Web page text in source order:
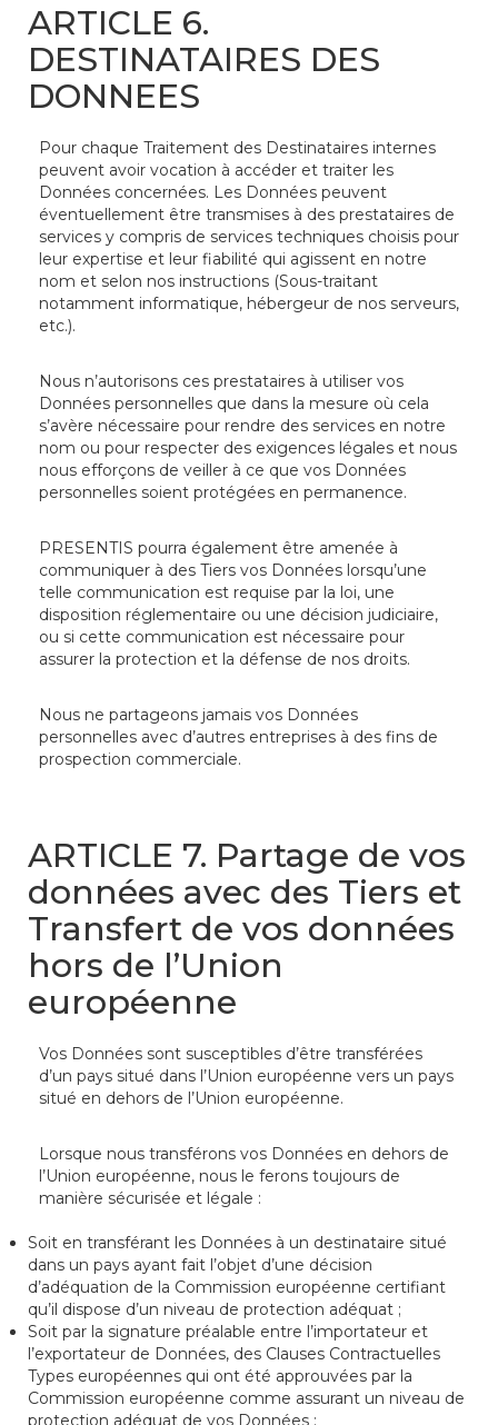
ARTICLE 6.
DESTINATAIRES DES
DONNEES
Pour chaque Traitement des Destinataires internes
peuvent avoir vocation à accéder et traiter les
Données concernées. Les Données peuvent
éventuellement être transmises à des prestataires de
services y compris de services techniques choisis pour
leur expertise et leur fiabilité qui agissent en notre
nom et selon nos instructions (Sous-traitant
notamment informatique, hébergeur de nos serveurs,
etc.).
Nous n’autorisons ces prestataires à utiliser vos
Données personnelles que dans la mesure où cela
s’avère nécessaire pour rendre des services en notre
nom ou pour respecter des exigences légales et nous
nous efforçons de veiller à ce que vos Données
personnelles soient protégées en permanence.
PRESENTIS pourra également être amenée à
communiquer à des Tiers vos Données lorsqu’une
telle communication est requise par la loi, une
disposition réglementaire ou une décision judiciaire,
ou si cette communication est nécessaire pour
assurer la protection et la défense de nos droits.
Nous ne partageons jamais vos Données
personnelles avec d’autres entreprises à des fins de
prospection commerciale.
ARTICLE 7. Partage de vos
données avec des Tiers et
Transfert de vos données
hors de l’Union
européenne
Vos Données sont susceptibles d’être transférées
d’un pays situé dans l’Union européenne vers un pays
situé en dehors de l’Union européenne.
Lorsque nous transférons vos Données en dehors de
l’Union européenne, nous le ferons toujours de
manière sécurisée et légale :
Soit en transférant les Données à un destinataire situé
dans un pays ayant fait l’objet d’une décision
d’adéquation de la Commission européenne certifiant
qu’il dispose d’un niveau de protection adéquat ;
Soit par la signature préalable entre l’importateur et
l’exportateur de Données, des Clauses Contractuelles
Types européennes qui ont été approuvées par la
Commission européenne comme assurant un niveau de
protection adéquat de vos Données ;